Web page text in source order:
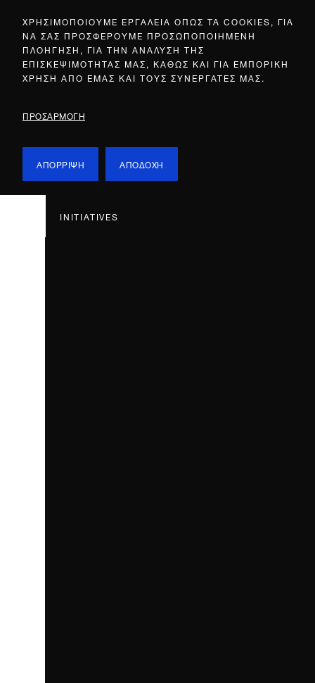
ΧΡΗΣΙΜΟΠΟΙΟΥΜΕ ΕΡΓΑΛΕΙΑ ΟΠΩΣ ΤΑ COOKIES, ΓΙΑ
ΝΑ ΣΑΣ ΠΡΟΣΦΕΡΟΥΜΕ ΠΡΟΣΩΠΟΠΟΙΗΜΕΝΗ
ΠΛΟΗΓΗΣΗ, ΓΙΑ ΤΗΝ ΑΝΑΛΥΣΗ ΤΗΣ
ΕΠΙΣΚΕΨΙΜΟΤΗΤΑΣ ΜΑΣ, ΚΑΘΩΣ ΚΑΙ ΓΙΑ ΕΜΠΟΡΙΚΗ
ΧΡΗΣΗ ΑΠΟ ΕΜΑΣ ΚΑΙ ΤΟΥΣ ΣΥΝΕΡΓΑΤΕΣ ΜΑΣ.
ΠΡΟΣΑΡΜΟΓΗ
ΑΠΟΡΡΙΨΗ ΑΠΟΔΟΧΗ
INITIATIVES